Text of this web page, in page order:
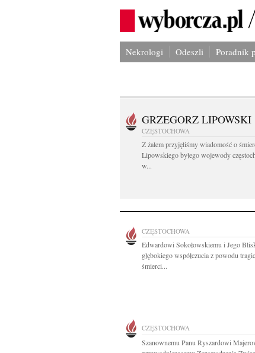
Nekrologi Odeszli Poradnik
GRZEGORZ LIPOWSKI
CZĘSTOCHOWA
Z żalem przyjęliśmy wiadomość o
Lipowskiego byłego wojewody
w...
CZĘSTOCHOWA
Edwardowi Sokołowskiemu i Jego
głębokiego współczucia z powodu
śmierci...
CZĘSTOCHOWA
Szanownemu Panu Ryszardowi